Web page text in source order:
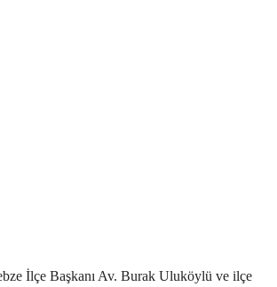
İlçe Başkanı Av. Burak Uluköylü ve ilçe